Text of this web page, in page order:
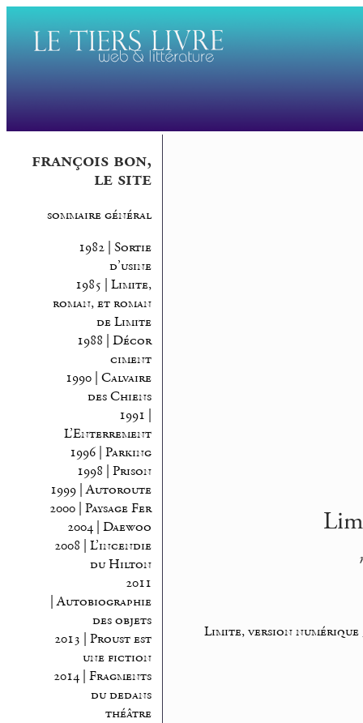
françois bon,
le site
sommaire général
1982 | Sortie
d’usine
1985 | Limite,
roman, et roman
de Limite
1988 | Décor
ciment
1990 | Calvaire
des Chiens
1991 |
L’Enterrement
1996 | Parking
1998 | Prison
1999 | Autoroute
2000 | Paysage Fer
2004 | Daewoo
2008 | L’incendie
du Hilton
2011
| Autobiographie
des objets
2013 | Proust est
une fiction
2014 | Fragments
du dedans
théâtre
Limite, version numérique